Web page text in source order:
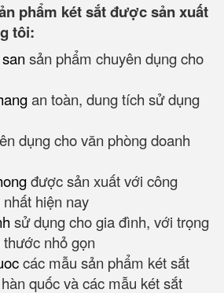
phẩm két sắt được sản xuất
tôi:
sản phẩm chuyên dụng cho
an toàn, dung tích sử dụng
dụng cho văn phòng doanh
được sản xuất với công
hiện nay
sử dụng cho gia đình, với trọng
nhỏ gọn
các mẫu sản phẩm két sắt
quốc và các mẫu két sắt